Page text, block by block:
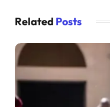
Related Posts